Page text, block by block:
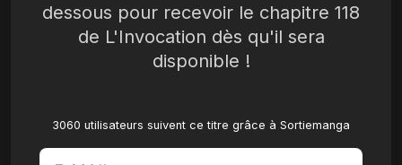
dessous pour recevoir le chapitre 118
de L'Invocation dès qu'il sera
disponible !
3060 utilisateurs suivent ce titre grâce à Sortiemanga